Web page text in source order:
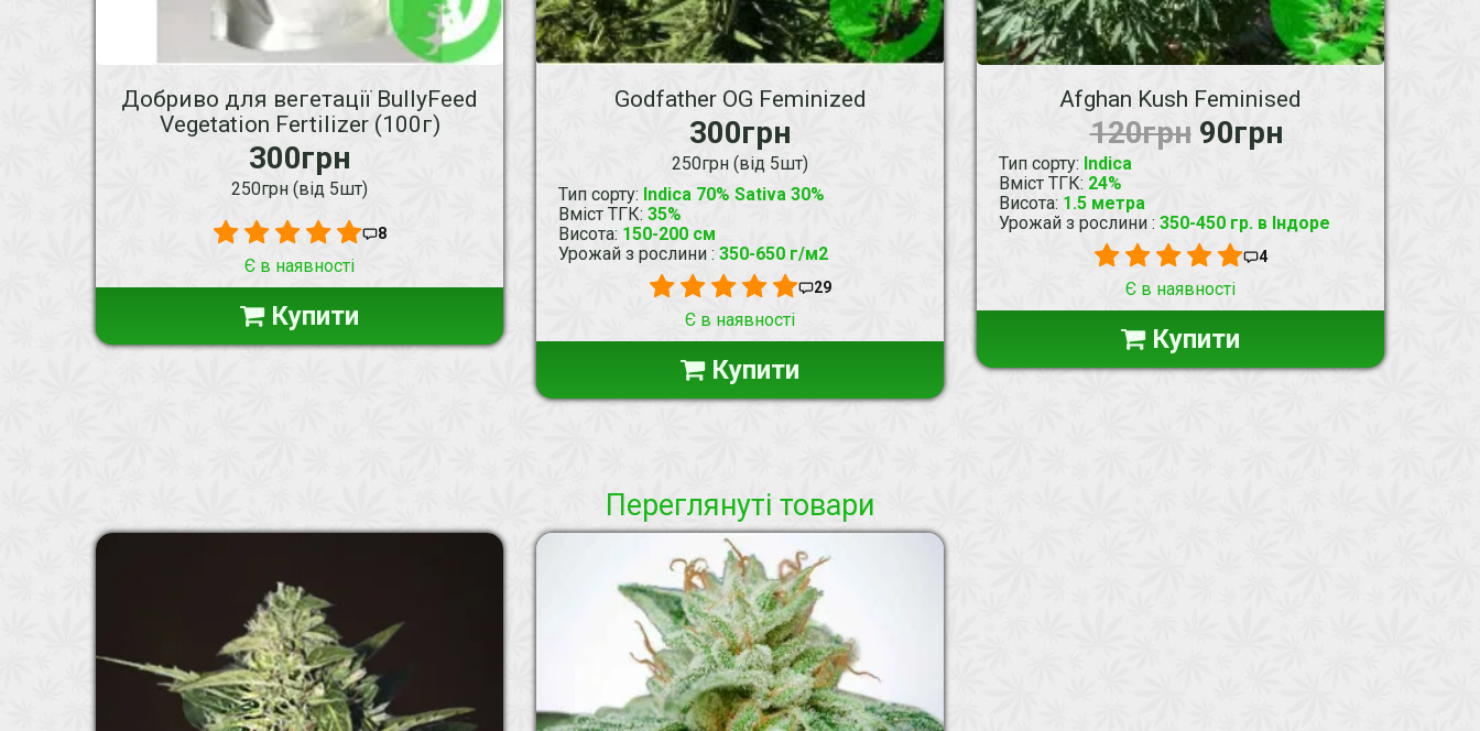
Добриво для вегетації BullyFeed
Vegetation Fertilizer (100г)
300грн
250грн (від 5шт)
8
Є в наявності
Купити
Godfather OG Feminized
300грн
250грн (від 5шт)
Тип сорту: Indica 70% Sativa 30%
Вміст ТГК: 35%
Висота: 150-200 см
Урожай з рослини : 350-650 г/м2
29
Є в наявності
Купити
Afghan Kush Feminised
120грн 90грн
Тип сорту: Indica
Вміст ТГК: 24%
Висота: 1.5 метра
Урожай з рослини : 350-450 гр. в Індоре
4
Є в наявності
Купити
Переглянуті товари